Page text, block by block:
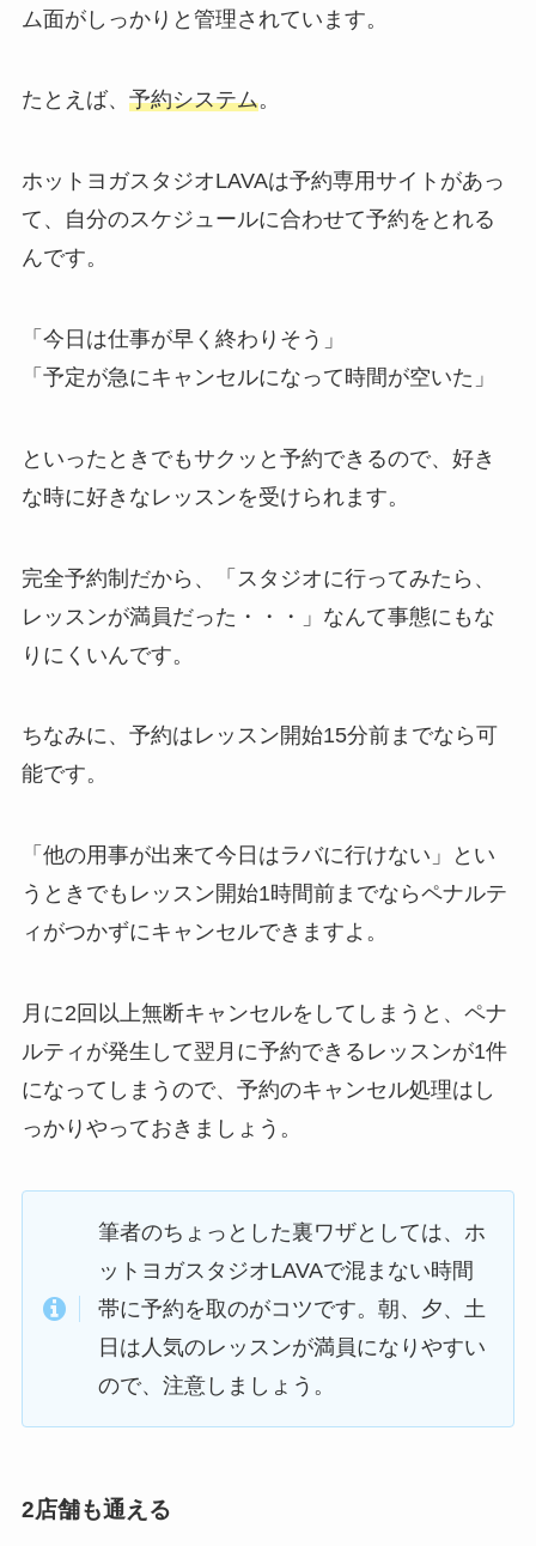
ム面がしっかりと管理されています。
たとえば、 予約システム。
ホットヨガスタジオLAVAは予約専用サイトがあっ
て、自分のスケジュールに合わせて予約をとれる
んです。
「今日は仕事が早く終わりそう」
「予定が急にキャンセルになって時間が空いた」
といったときでもサクッと予約できるので、好き
な時に好きなレッスンを受けられます。
完全予約制だから、
「スタジオに行ってみたら、
レッスンが満員だった・・・」 なんて事態にもな
りにくいんです。
ちなみに、予約はレッスン開始15分前までなら可
能です。
「他の用事が出来て今日はラバに行けない」
とい
うときでもレッスン開始1時間前までならペナルテ
ィがつかずにキャンセルできますよ。
月に2回以上無断キャンセルをしてしまうと、ペナ
ルティが発生して翌月に予約できるレッスンが1件
になってしまうので、予約のキャンセル処理はし
っかりやっておきましょう。
筆者のちょっとした裏ワザとしては、ホ
ットヨガスタジオLAVAで混まない時間
帯に予約を取のがコツです。朝、夕、土
日は人気のレッスンが満員になりやすい
ので、注意しましょう。
2店舗も通える